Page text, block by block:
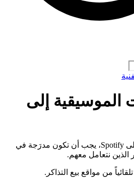
الموسيقية إلى
لتظهَر حفلاتك الموسيقية على Spotify، يجب أن تكون مدرَجة في
الذين نتعامل معهم.
من مواقع بيع التذاكر.